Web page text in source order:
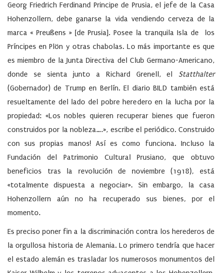
Georg Friedrich Ferdinand Principe de Prusia, el jefe de la Casa
Hohenzollern, debe ganarse la vida vendiendo cerveza de la
marca « Preußens » [de Prusia]. Posee la tranquila Isla de los
Príncipes en Plön y otras chabolas. Lo más importante es que
es miembro de la Junta Directiva del Club Germano-Americano,
donde se sienta junto a Richard Grenell, el Statthalter
(Gobernador) de Trump en Berlín. El diario BILD también está
resueltamente del lado del pobre heredero en la lucha por la
propiedad: «Los nobles quieren recuperar bienes que fueron
construidos por la nobleza….», escribe el periódico. Construido
con sus propias manos! Así es como funciona. Incluso la
Fundación del Patrimonio Cultural Prusiano, que obtuvo
beneficios tras la revolución de noviembre (1918), está
«totalmente dispuesta a negociar». Sin embargo, la casa
Hohenzollern aún no ha recuperado sus bienes, por el
momento.
Es preciso poner fin a la discriminación contra los herederos de
la orgullosa historia de Alemania. Lo primero tendría que hacer
el estado alemán es trasladar los numerosos monumentos del